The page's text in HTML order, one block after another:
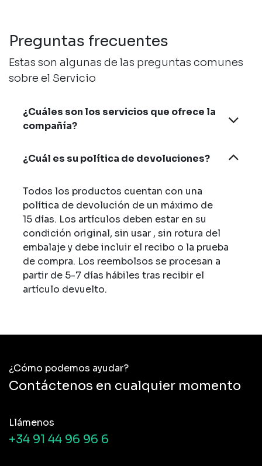
Preguntas frecuentes
Estas son algunas de las preguntas comunes
sobre el Servicio
¿Cuáles son los servicios que ofrece la
compañía?
¿Cuál es su política de devoluciones?
Todos los productos cuentan con una
política de devolución de un máximo de
15 días. Los artículos deben estar en su
condición original, sin usar , sin rotura del
embalaje y debe incluir el recibo o la prueba
de compra. Los reembolsos se procesan a
partir de 5-7 días hábiles tras recibir el
artículo devuelto.
¿Cómo podemos ayudar?
Contáctenos en cualquier momento
Llámenos
+34 91 44 96 96 6